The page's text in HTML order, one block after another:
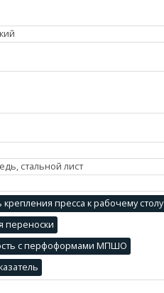
стальной лист
пресса к рабочему столу
переноски
с перфоформами МПШО